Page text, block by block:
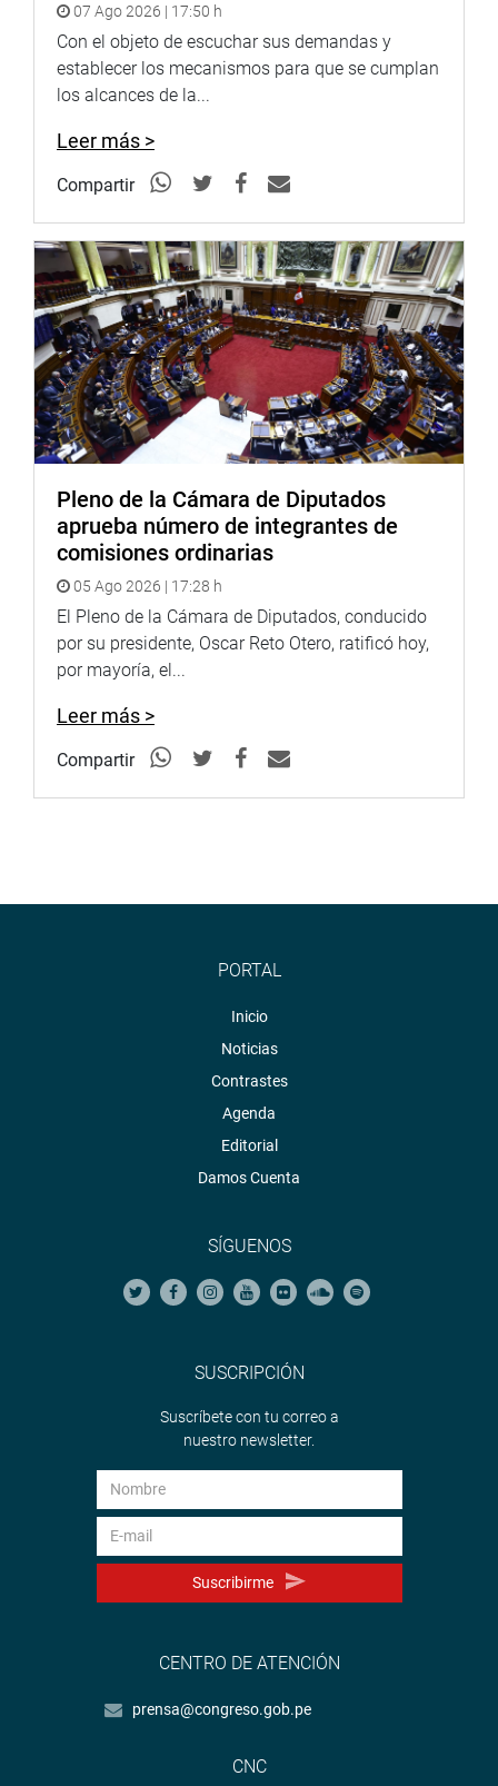
permanente, por lo que Yarrow Lumbreras solicitó el
cuarto intermedio aceptado por el titular de la comisión.
OFICINA DE COMUNICACIONES
07 Ago 2026 | 17:50 h
Con el objeto de escuchar sus demandas y
establecer los mecanismos para que se cumplan
los alcances de la...
Leer más >
Compartir
Pleno de la Cámara de Diputados
aprueba número de integrantes de
comisiones ordinarias
05 Ago 2026 | 17:28 h
El Pleno de la Cámara de Diputados, conducido
por su presidente, Oscar Reto Otero, ratificó hoy,
por mayoría, el...
Leer más >
Compartir
PORTAL
Inicio
Noticias
Contrastes
Agenda
Editorial
Damos Cuenta
SÍGUENOS
SUSCRIPCIÓN
Suscríbete con tu correo a
nuestro newsletter.
Suscribirme
CENTRO DE ATENCIÓN
prensa@congreso.gob.pe
CNC